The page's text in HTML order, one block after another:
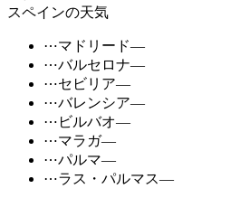
スペインの天気
⋯マドリード—
⋯バルセロナ—
⋯セビリア—
⋯バレンシア—
⋯ ビルバオ—
⋯マラガ—
⋯パルマ—
⋯ラス・パルマス—